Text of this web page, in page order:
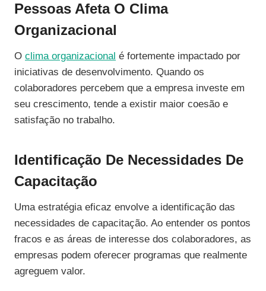
Pessoas Afeta O Clima
Organizacional
O clima organizacional é fortemente impactado por
iniciativas de desenvolvimento. Quando os
colaboradores percebem que a empresa investe em
seu crescimento, tende a existir maior coesão e
satisfação no trabalho.
Identificação De Necessidades De
Capacitação
Uma estratégia eficaz envolve a identificação das
necessidades de capacitação. Ao entender os pontos
fracos e as áreas de interesse dos colaboradores, as
empresas podem oferecer programas que realmente
agreguem valor.